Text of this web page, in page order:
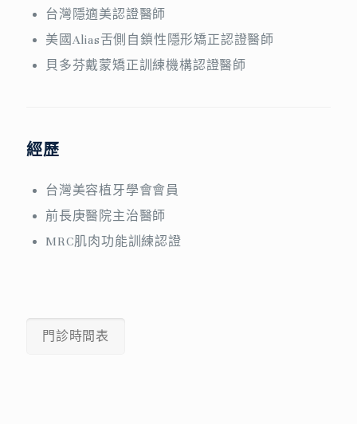
台灣隱適美認證醫師
美國Alias舌側自鎖性隱形矯正認證醫師
貝多芬戴蒙矯正訓練機構認證醫師
經歷
台灣美容植牙學會會員
前長庚醫院主治醫師
MRC肌肉功能訓練認證
門診時間表